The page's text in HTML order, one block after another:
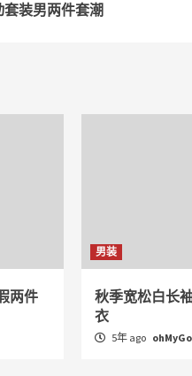
套装男两件套潮
两件
男装
秋季宽松白长
衣
5年 ago